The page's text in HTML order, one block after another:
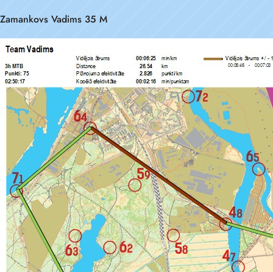
Zamankovs Vadims 35 M